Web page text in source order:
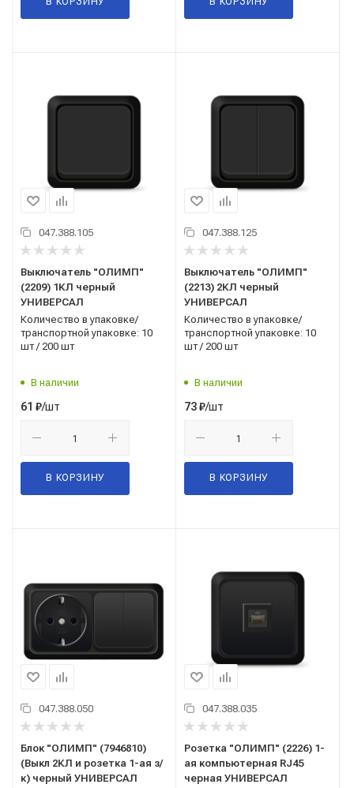
047.388.105
Выключатель "ОЛИМП"
(2209) 1КЛ черный
УНИВЕРСАЛ
Количество в упаковке/
транспортной упаковке: 10
шт / 200 шт
В наличии
61 ₽/шт
В КОРЗИНУ
047.388.125
Выключатель "ОЛИМП"
(2213) 2КЛ черный
УНИВЕРСАЛ
Количество в упаковке/
транспортной упаковке: 10
шт / 200 шт
В наличии
73₽/шт
В КОРЗИНУ
047.388.050
Блок "ОЛИМП" (7946810)
(Выкл 2КЛ и розетка 1-ая з/
к) черный УНИВЕРСАЛ
047.388.035
Розетка "ОЛИМП" (2226) 1-
ая компьютерная RJ45
черная УНИВЕРСАЛ